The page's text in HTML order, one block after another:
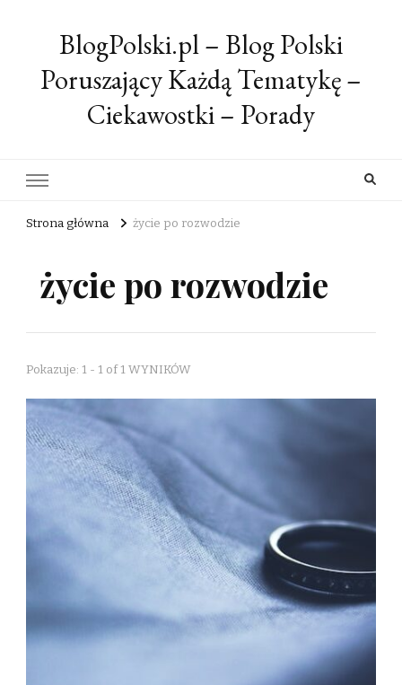
BlogPolski.pl – Blog Polski
Poruszający Każdą Tematykę –
Ciekawostki – Porady
Strona główna życie po rozwodzie
życie po rozwodzie
Pokazuje: 1 - 1 of 1 WYNIKÓW